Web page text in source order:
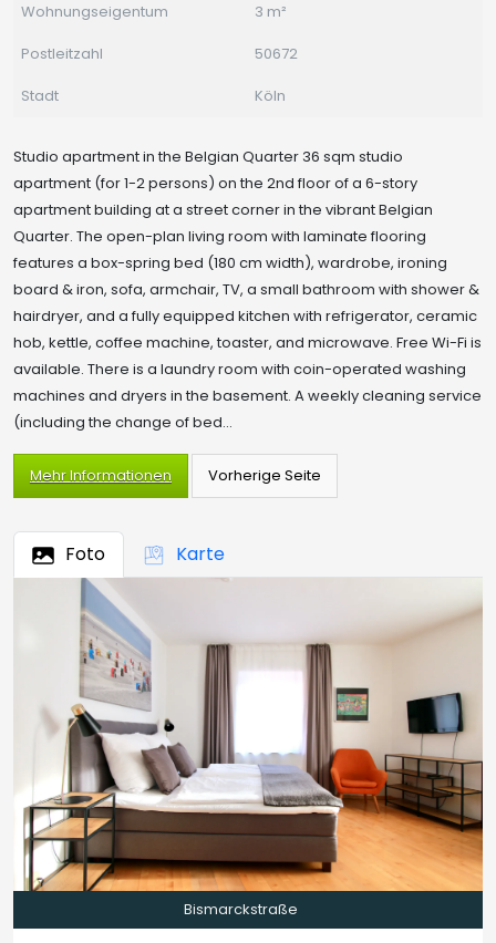
Wohnungseigentum
3 m²
Postleitzahl
50672
Stadt
Köln
Studio apartment in the Belgian Quarter 36 sqm studio
apartment (for 1-2 persons) on the 2nd floor of a 6-story
apartment building at a street corner in the vibrant Belgian
Quarter. The open-plan living room with laminate flooring
features a box-spring bed (180 cm width), wardrobe, ironing
board & iron, sofa, armchair, TV, a small bathroom with shower &
hairdryer, and a fully equipped kitchen with refrigerator, ceramic
hob, kettle, coffee machine, toaster, and microwave. Free Wi-Fi is
available. There is a laundry room with coin-operated washing
machines and dryers in the basement. A weekly cleaning service
(including the change of bed...
Mehr Informationen
Foto Karte
Bismarckstraße